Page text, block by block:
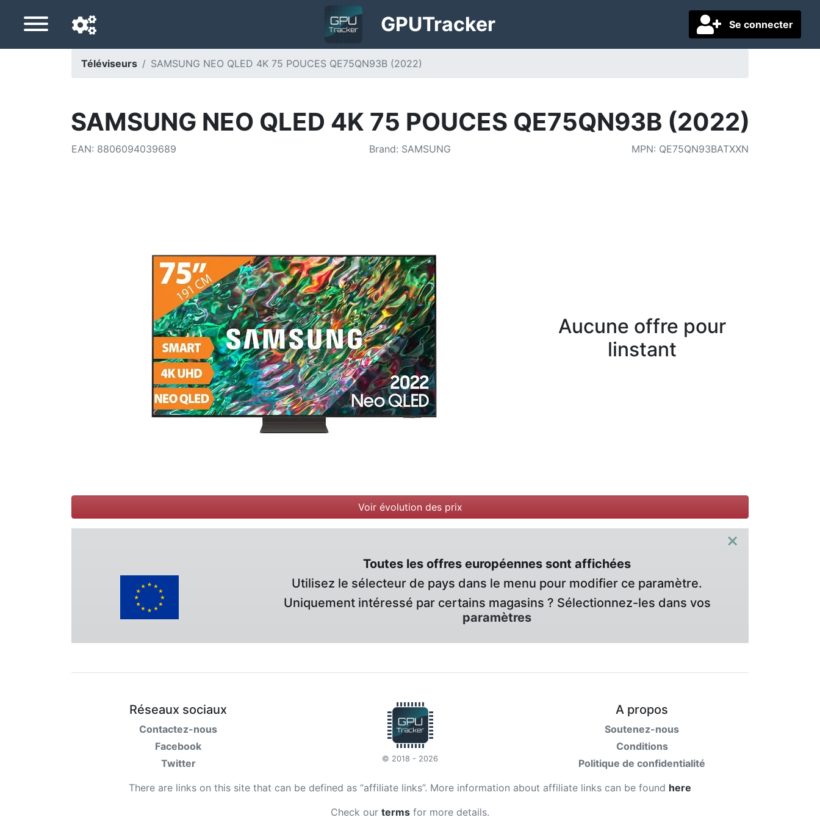
Se connecter
GPUTracker
Pays de livraison
Téléviseurs SAMSUNG NEO QLED 4K 75 POUCES QE75QN93B (2022)
SAMSUNG NEO QLED 4K 75 POUCES QE75QN93B (2022)
EAN: 8806094039689 Brand: SAMSUNG MPN: QE75QN93BATXXN
Aucune offre pour
linstant
Voir évolution des prix
×
Toutes les offres européennes sont affichées
Utilisez le sélecteur de pays dans le menu pour modifier ce paramètre.
Uniquement intéressé par certains magasins ? Sélectionnez-les dans vos
paramètres
Réseaux sociaux
Contactez-nous
Facebook
Twitter
© 2018 - 2026
A propos
Soutenez-nous
Conditions
Politique de confidentialité
There are links on this site that can be defined as “affiliate links”. More information about affiliate links can be found here
Check our terms for more details.